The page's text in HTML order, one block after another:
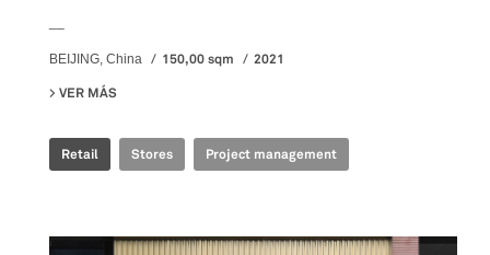
BEIJING, China 150,00 sqm
2021
VER MÁS
Retail Stores Project management